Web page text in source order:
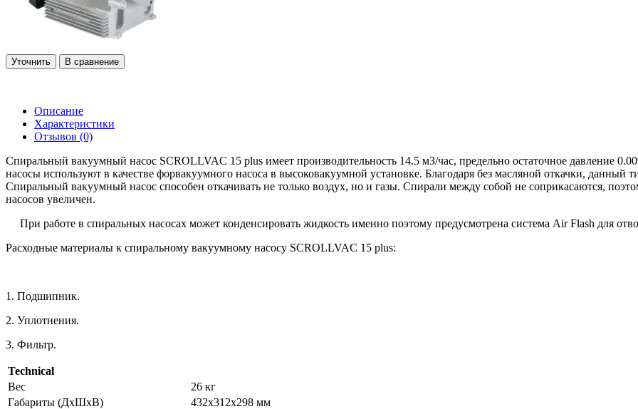
Уточнить В сравнение
Описание
Характеристики
Отзывов (0)
Спиральный вакуумный насос SCROLLVAC 15 plus имеет производительность 14.5 м3/час, предельно остаточное давление
насосы используют в качестве форвакуумного насоса в высоковакуумной установке. Благодаря без масляной откачки,
Спиральный вакуумный насос способен откачивать не только воздух, но и газы. Спирали между собой не соприкасаются,
насосов увеличен.
При работе в спиральных насосах может конденсировать жидкость именно поэтому предусмотрена система Air Flash для
Расходные материалы к спиральному вакуумному насосу SCROLLVAC 15 plus:
1. Подшипник.
2. Уплотнения.
3. Фильтр.
Technical
Вес
26 кг
Габариты (ДхШхВ)
432x312x298 мм